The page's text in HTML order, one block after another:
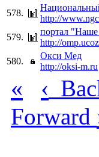
578.
http://
579.
портал "Наше
http://
580.
Окси Мед
http://oksi-m.ru
« ‹
Forward